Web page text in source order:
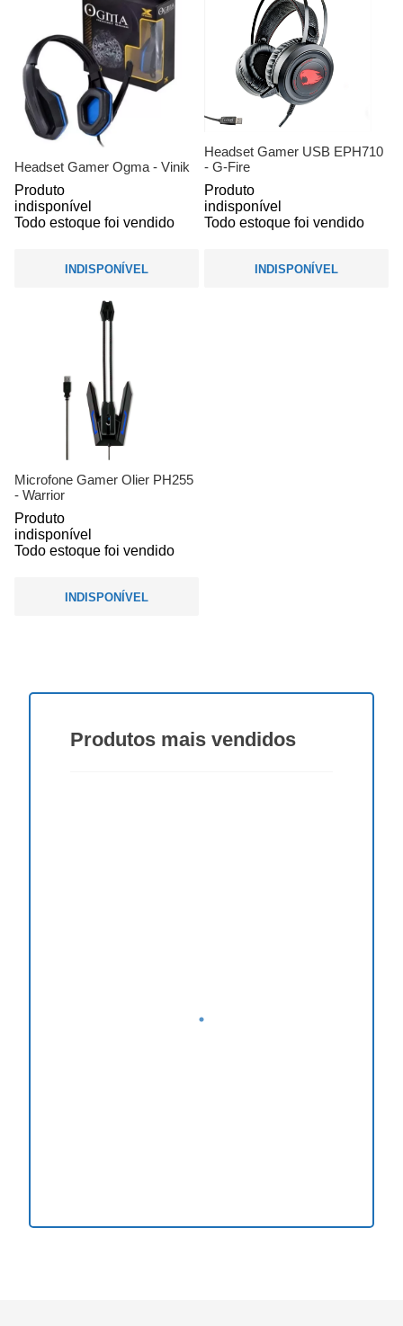
Headset Gamer Ogma - Vinik
Produto
indisponível
Todo estoque foi vendido
INDISPONÍVEL
Headset Gamer USB EPH710
- G-Fire
Produto
indisponível
Todo estoque foi vendido
INDISPONÍVEL
Microfone Gamer Olier PH255
- Warrior
Produto
indisponível
Todo estoque foi vendido
INDISPONÍVEL
Produtos mais vendidos